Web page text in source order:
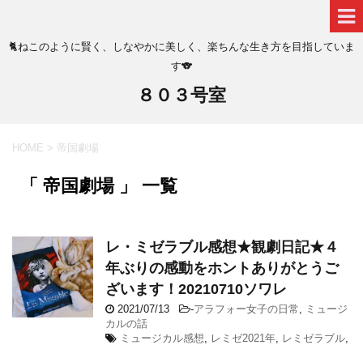
🐈ねこのように賢く、しなやかに美しく、楽ちんな生き方を目指していま
す🐨
８０３号室
HOME > 帝国劇場
「 帝国劇場 」 一覧
レ・ミゼラブル感想★観劇日記★４
年ぶりの感動をホントありがとうご
ざいます！20210710ソワレ
2021/07/13 -アラフォー女子の日常
ミュージ
カルの話
ミュージカル感想
レミゼ2021年 レミゼラブル